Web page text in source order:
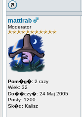
mattirab
Moderator
Pom�g�: 2 razy
Wiek: 32
Do��czy�: 24 Maj 2005
Posty: 1200
Sk�d: Kalisz